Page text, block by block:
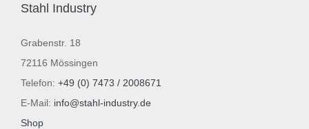
Stahl Industry
Grabenstr. 18
72116 Mössingen
Telefon: +49 (0) 7473 / 2008671
E-Mail: info@stahl-industry.de
Shop